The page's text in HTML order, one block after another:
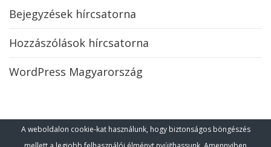
Bejegyzések hírcsatorna
Hozzászólások hírcsatorna
WordPress Magyarország
A weboldalon cookie-kat használunk, hogy biztonságos böngészés